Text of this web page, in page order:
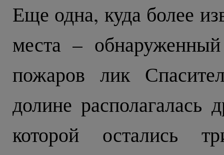
Еще одна, куда более
места –
пожаров лик
долине располагалась
которой остались